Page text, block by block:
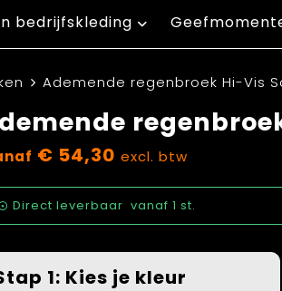
bedrijfskleding
Ademende regenbroek Hi-Vis
€ 54,30 excl. btw
Direct leverbaar vanaf 1 st.
1: Kies je kleur